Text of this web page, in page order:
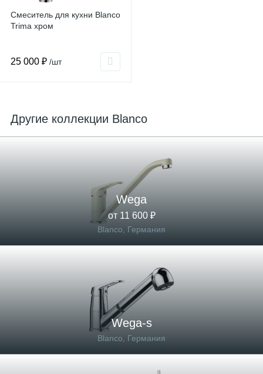
Смеситель для кухни Blanco
Trima хром
25 000 ₽ /шт
Другие коллекции Blanco
Wega
от 11 600 ₽
Blanco, Германия
Wega-s
Blanco, Германия